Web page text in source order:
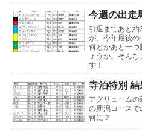
今週の出走
引退まであと
が、今年最後の
何とかあと一つ
ょうか。そん
す！
寺泊特別 結
アグリューム
の新潟コースで
何に？